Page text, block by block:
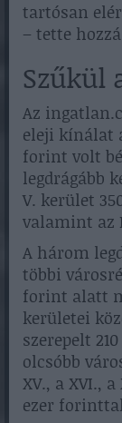
tartósan
– tette
Szűkül
Az
eleji kínálat
forint volt
legdrágább
V. kerület
valamint az
A három
többi
forint alatt
kerületei
szerepelt
olcsóbb
XV., a XVI.,
ezer